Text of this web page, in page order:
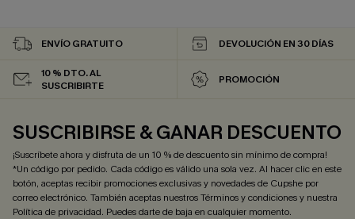
ENVÍO GRATUITO DEVOLUCIÓN EN 30 DÍAS
10 % DTO. AL
SUSCRIBIRTE
PROMOCIÓN
SUSCRIBIRSE & GANAR DESCUENTO
¡Suscríbete ahora y disfruta de un 10 % de descuento sin mínimo de compra!
*Un código por pedido. Cada código es válido una sola vez. Al hacer clic en este
botón, aceptas recibir promociones exclusivas y novedades de Cupshe por
correo electrónico. También aceptas nuestrosTérminos y condicionesy nuestra
Política de privacidad. Puedes darte de baja en cualquier momento.